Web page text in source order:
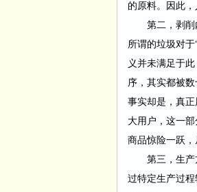
的原料。因此
第二，剥
所谓的垃圾对于
义并未满足于
序，其实都被
事实却是，真
大用户，这一
商品惊险一跃
第三，生
过特定生产过